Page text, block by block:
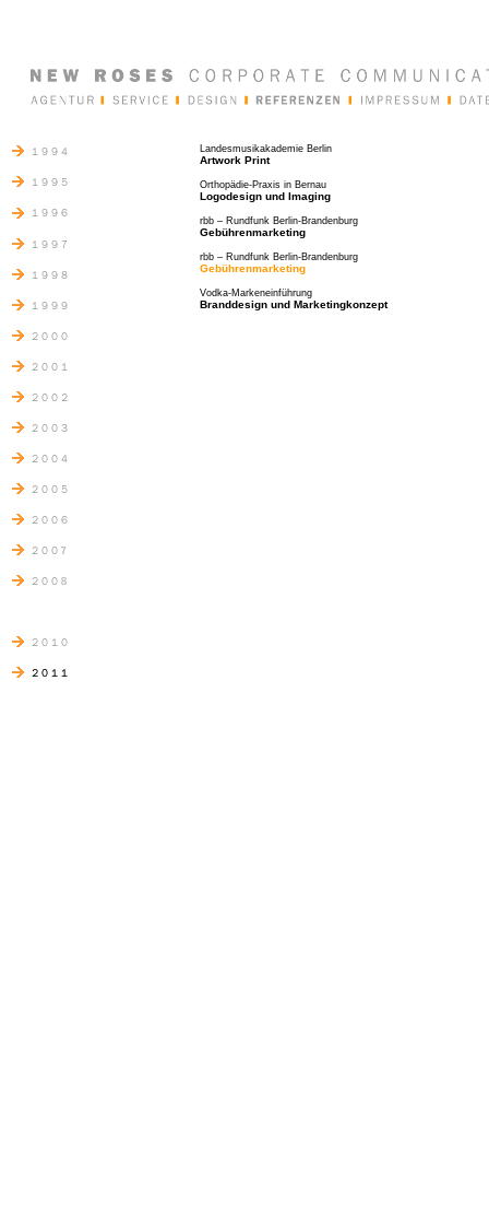
Landesmusikakademie Berlin
Artwork Print
Orthopädie-Praxis in Bernau
Logodesign und Imaging
rbb – Rundfunk Berlin-Brandenburg
Gebührenmarketing
rbb – Rundfunk Berlin-Brandenburg
Gebührenmarketing
Vodka-Markeneinführung
Branddesign und Marketingkonzept